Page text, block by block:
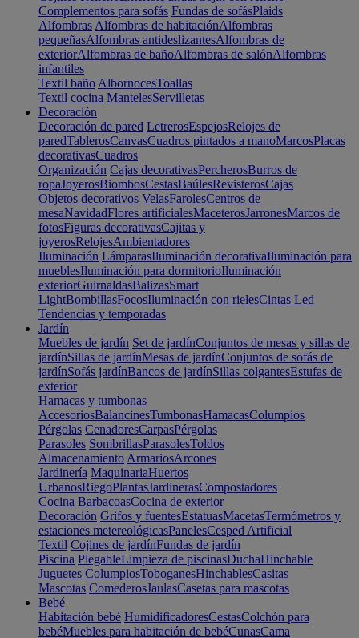
Complementos para sofás Fundas de sofásPlaids
Alfombras Alfombras de habitaciónAlfombras
pequeñasAlfombras antideslizantesAlfombras de
exteriorAlfombras de bañoAlfombras de salónAlfombras
infantiles
Textil baño AlbornocesToallas
Textil cocina MantelesServilletas
Decoración
Decoración de pared LetrerosEspejosRelojes de
paredTablerosCanvasCuadros pintados a manoMarcosPlacas
decorativasCuadros
Organización Cajas decorativasPercherosBurros de
ropaJoyerosBiombosCestasBaúlesRevisterosCajas
Objetos decorativos VelasFarolesCentros de
mesaNavidadFlores artificialesMaceterosJarronesMarcos de
fotosFiguras decorativasCajitas y
joyerosRelojesAmbientadores
Iluminación LámparasIluminación decorativaIluminación para
mueblesIluminación para dormitorioIluminación
exteriorGuirnaldasBalizasSmart
LightBombillasFocosIluminación con rielesCintas Led
Tendencias y temporadas
Jardín
Muebles de jardín Set de jardínConjuntos de mesas y sillas de
jardínSillas de jardínMesas de jardínConjuntos de sofás de
jardínSofás jardínBancos de jardínSillas colgantesEstufas de
exterior
Hamacas y tumbonas
AccesoriosBalancinesTumbonasHamacasColumpios
Pérgolas CenadoresCarpasPérgolas
Parasoles SombrillasParasolesToldos
Almacenamiento ArmariosArcones
Jardinería MaquinariaHuertos
UrbanosRiegoPlantasJardinerasCompostadores
Cocina BarbacoasCocina de exterior
Decoración Grifos y fuentesEstatuasMacetasTermómetros y
estaciones metereológicasPanelesCesped Artificial
Textil Cojines de jardínFundas de jardín
Piscina PlegableLimpieza de piscinasDuchaHinchable
Juguetes ColumpiosToboganesHinchablesCasitas
Mascotas ComederosJaulasCasetas para mascotas
Bebé
Habitación bebé HumidificadoresCestasColchón para
bebéMuebles para habitación de bebéCunasCama